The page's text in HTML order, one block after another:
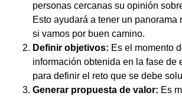
personas cercanas su opinión
Esto ayudará a tener un panorama
si vamos por buen camino.
Definir objetivos: Es el momento
información obtenida en la fase de
para definir el reto que se debe
Generar propuesta de valor: Es